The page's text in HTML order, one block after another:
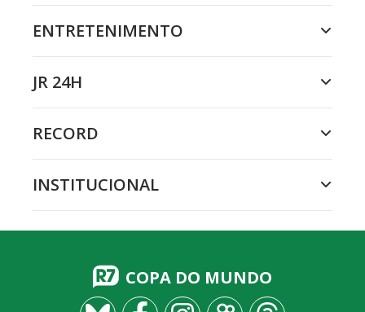
ENTRETENIMENTO
JR 24H
RECORD
INSTITUCIONAL
COPA DO MUNDO